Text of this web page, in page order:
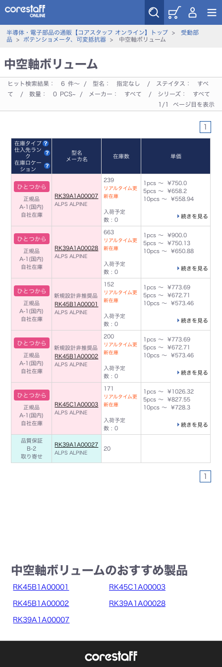
半導体・電子部品の通販【コアスタッフ オンライン】トップ>
受動部
品 > ポテンショメータ、可変抵抗器> 中空軸ボリューム
中空軸ボリューム
ヒット検索結果： 6 件～ / 型名： 指定なし / ステイタス：
すべ
て
/ 数量： 0 PCS~ / メーカー： すべて / シリーズ：
すべて
1/1 ページ目を表示
1
在庫タイプ
仕入先ラン
ク
在庫ロケー
ション
型名
メーカ名
在庫数 単価
ひとつから
正規品
A-1(国内)
自社在庫
RK39A1A00007
ALPS ALPINE
239
リアルタイム更
新在庫
入荷予定
数 : 0
1pcs ～ ¥750.0
5pcs ～ ¥658.2
10pcs ～ ¥558.94
続きを見る
ひとつから
正規品
A-1(国内)
自社在庫
RK39A1A00028
ALPS ALPINE
663
リアルタイム更
新在庫
入荷予定
数 : 0
1pcs ～ ¥900.0
5pcs ～ ¥750.13
10pcs ～ ¥650.88
続きを見る
ひとつから
正規品
A-1(国内)
自社在庫
新規設計非推奨品
RK45B1A00001
ALPS ALPINE
152
リアルタイム更
新在庫
入荷予定
数 : 0
1pcs ～ ¥773.69
5pcs ～ ¥672.71
10pcs ～ ¥573.46
続きを見る
ひとつから
正規品
A-1(国内)
自社在庫
新規設計非推奨品
RK45B1A00002
ALPS ALPINE
200
リアルタイム更
新在庫
入荷予定
数 : 0
1pcs ～ ¥773.69
5pcs ～ ¥672.71
10pcs ～ ¥573.46
続きを見る
ひとつから
正規品
A-1(国内)
自社在庫
RK45C1A00003
ALPS ALPINE
171
リアルタイム更
新在庫
入荷予定
数 : 0
1pcs ～ ¥1026.32
5pcs ～ ¥827.55
10pcs ～ ¥728.3
続きを見る
品質保証
B-2
取り寄せ
RK39A1A00027
ALPS ALPINE
20
1
中空軸ボリュームのおすすめ製品
RK45B1A00001 RK45C1A00003
RK45B1A00002 RK39A1A00028
RK39A1A00007